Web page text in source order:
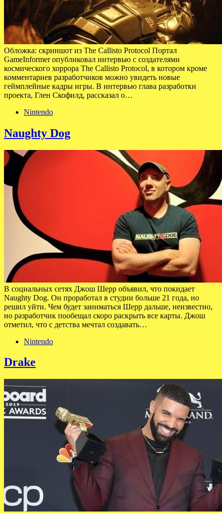
Обложка: скриншот из The Callisto Protocol Портал
GameInformer опубликовал интервью с создателями
космического хоррора The Callisto Protocol, в котором кроме
комментариев разработчиков можно увидеть новые
геймплейные кадры игры. В интервью глава разработки
проекта, Глен Скофилд, рассказал о…
Nintendo
Naughty Dog
В социальных сетях Джош Шерр объявил, что покидает
Naughty Dog. Он проработал в студии больше 21 года, но
решил уйти. Чем будет заниматься Шерр дальше, неизвестно,
но разработчик пообещал скоро раскрыть все карты. Джош
отметил, что с детства мечтал создавать…
Nintendo
Drake